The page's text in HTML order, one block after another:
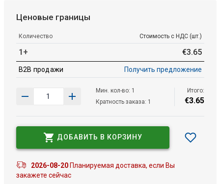
Ценовые границы
Количество Стоимость с НДС (шт.)
1+ €3.65
B2B продажи Получить предложение
Мин. кол-во: 1
Кратность заказа: 1
Итого:
€3.65
ДОБАВИТЬ В КОРЗИНУ
2026-08-20Планируемая доставка, если Вы
закажете сейчас